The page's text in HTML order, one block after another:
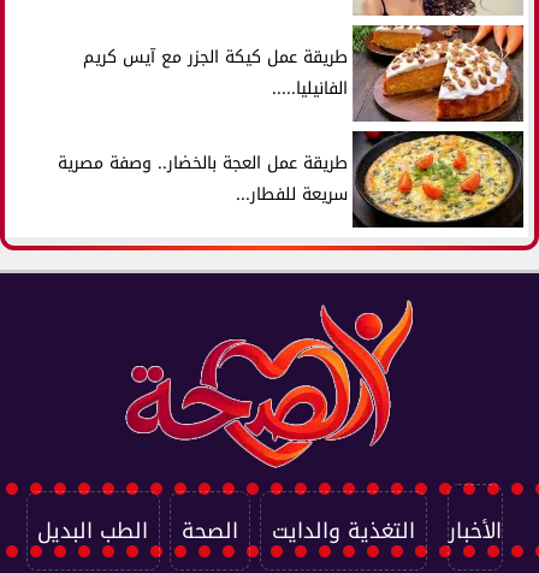
طريقة عمل كيكة الجزر مع آيس كريم
الفانيليا.....
طريقة عمل العجة بالخضار.. وصفة مصرية
سريعة للفطار...
الأخبار التغذية والدايت الصحة الطب البديل